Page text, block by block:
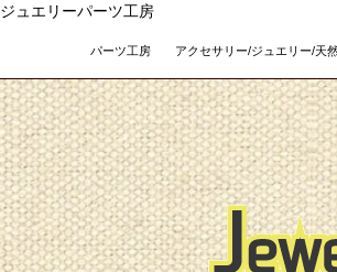
ジュエリーパーツ工房
パーツ工房 アクセサリー/ジュエリー/天